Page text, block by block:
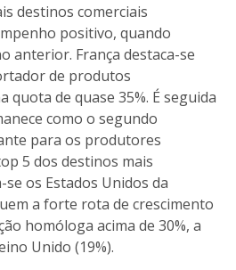
destinos comerciais
positivo, quando
anterior. França destaca-se
de produtos
quota de quase 35%. É seguida
como o segundo
para os produtores
5 dos destinos mais
os Estados Unidos da
a forte rota de crescimento
homóloga acima de 30%, a
Unido (19%).